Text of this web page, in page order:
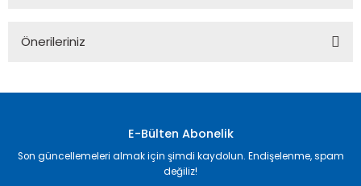
Önerileriniz
Görüş ve önerileriniz için teşekkür ederiz.
Ürün resmi kalitesiz, bozuk veya görüntülenemiyor.
E-Bülten Abonelik
Son güncellemeleri almak için şimdi kaydolun. Endişelenme, spam
değiliz!